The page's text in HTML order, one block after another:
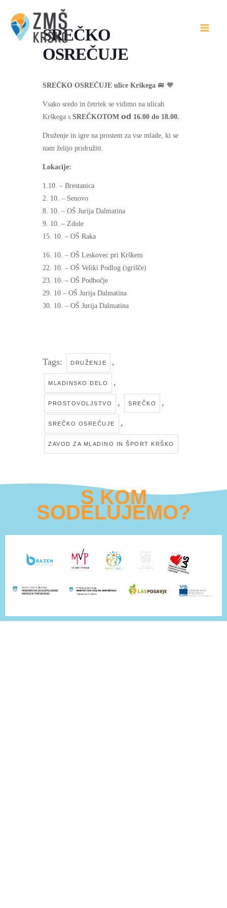
content
SREČKO
OSREČUJE
SREČKO OSREČUJE ulice Krškega 🚐 🧡
Vsako sredo in četrtek se vidimo na ulicah
Krškega s SREČKOTOM 𝗼𝗱 16.00 do 18.00.
Druženje in igre na prostem za vse mlade, ki se
nam želijo pridružiti.
Lokacije:
1.10. – Brestanica
2. 10. – Senovo
8. 10. – OŠ Jurija Dalmatina
9. 10. – Zdole
15. 10. – OŠ Raka
16. 10. – OŠ Leskovec pri Krškem
22. 10. – OŠ Veliki Podlog (igrišče)
23. 10. – OŠ Podbočje
29. 10 – OŠ Jurija Dalmatina
30. 10. – OŠ Jurija Dalmatina
Tags: DRUŽENJE ,
MLADINSKO DELO ,
PROSTOVOLJSTVO , SREČKO ,
SREČKO OSREČUJE ,
ZAVOD ZA MLADINO IN ŠPORT KRŠKO
S KOM
SODELUJEMO?